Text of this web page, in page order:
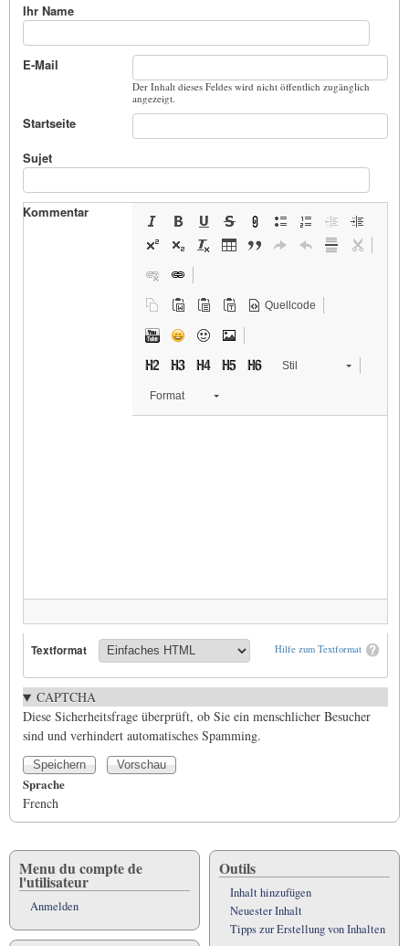
Ihr Name
E-Mail
Der Inhalt dieses Feldes wird nicht öffentlich zugänglich
angezeigt.
Startseite
Sujet
Kommentar
Quellcode
Stil
Format
Hilfe zum Textformat
Textformat
CAPTCHA
Diese Sicherheitsfrage überprüft, ob Sie ein menschlicher Besucher
sind und verhindert automatisches Spamming.
Sprache
French
Menu du compte de
l'utilisateur
Anmelden
Outils
Inhalt hinzufügen
Neuester Inhalt
Tipps zur Erstellung von Inhalten